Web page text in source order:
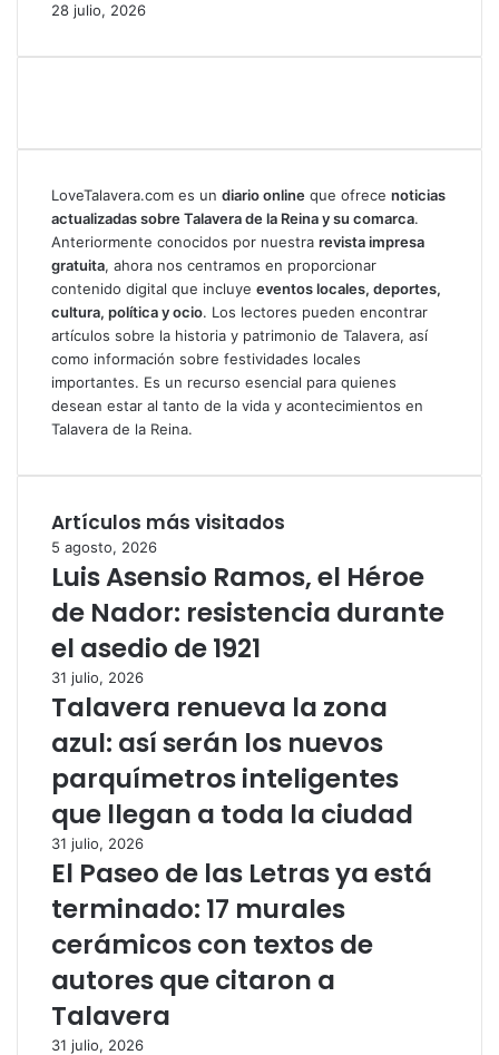
28 julio, 2026
LoveTalavera.com es un diario online que ofrece noticias
actualizadas sobre Talavera de la Reina y su comarca.
Anteriormente conocidos por nuestra revista impresa
gratuita, ahora nos centramos en proporcionar
contenido digital que incluye eventos locales, deportes,
cultura, política y ocio. Los lectores pueden encontrar
artículos sobre la historia y patrimonio de Talavera, así
como información sobre festividades locales
importantes. Es un recurso esencial para quienes
desean estar al tanto de la vida y acontecimientos en
Talavera de la Reina.
Artículos más visitados
5 agosto, 2026
Luis Asensio Ramos, el Héroe
de Nador: resistencia durante
el asedio de 1921
31 julio, 2026
Talavera renueva la zona
azul: así serán los nuevos
parquímetros inteligentes
que llegan a toda la ciudad
31 julio, 2026
El Paseo de las Letras ya está
terminado: 17 murales
cerámicos con textos de
autores que citaron a
Talavera
31 julio, 2026